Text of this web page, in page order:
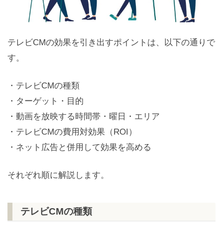
テレビCMの効果を引き出すポイントは、以下の通りで
す。
・テレビCMの種類
・ターゲット・目的
・動画を放映する時間帯・曜日・エリア
・テレビCMの費用対効果（ROI）
・ネット広告と併用して効果を高める
それぞれ順に解説します。
テレビCMの種類